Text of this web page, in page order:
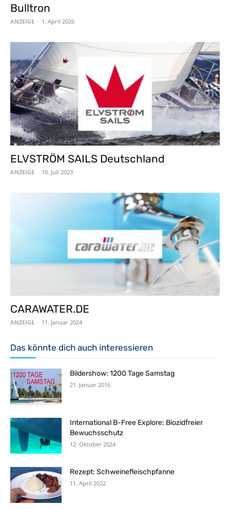
Bulltron
ANZEIGE - 1. April 2026
ELVSTRÖM SAILS Deutschland
ANZEIGE - 10. Juli 2023
CARAWATER.DE
ANZEIGE - 11. Januar 2024
Das könnte dich auch interessieren
Bildershow: 1200 Tage Samstag
21. Januar 2016
International B-Free Explore: Biozidfreier
Bewuchsschutz
12. Oktober 2024
Rezept: Schweinefleischpfanne
11. April 2022